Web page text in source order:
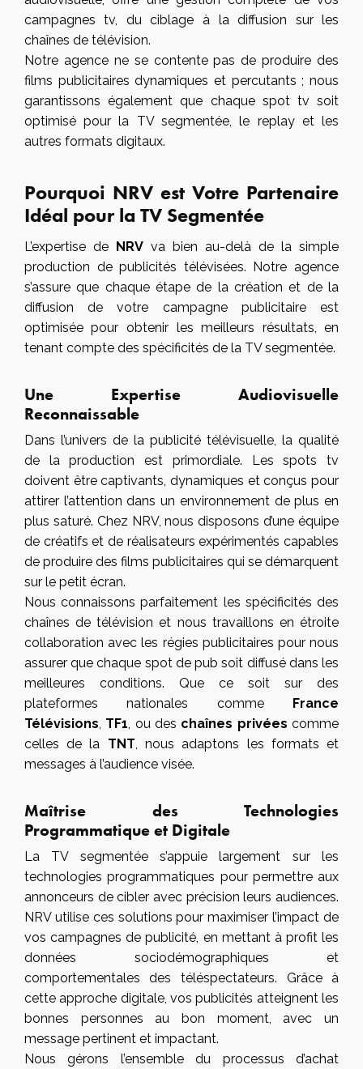
campagnes tv, du ciblage à la diffusion sur les
chaînes de télévision.
Notre agence ne se contente pas de produire des
films publicitaires dynamiques et percutants ; nous
garantissons également que chaque spot tv soit
optimisé pour la TV segmentée, le replay et les
autres formats digitaux.
Pourquoi NRV est Votre Partenaire
Idéal pour la TV Segmentée
L’expertise de NRV va bien au-delà de la simple
production de publicités télévisées. Notre agence
s’assure que chaque étape de la création et de la
diffusion de votre campagne publicitaire est
optimisée pour obtenir les meilleurs résultats, en
tenant compte des spécificités de la TV segmentée.
Une Expertise Audiovisuelle
Reconnaissable
Dans l’univers de la publicité télévisuelle, la qualité
de la production est primordiale. Les spots tv
doivent être captivants, dynamiques et conçus pour
attirer l’attention dans un environnement de plus en
plus saturé. Chez NRV, nous disposons d’une équipe
de créatifs et de réalisateurs expérimentés capables
de produire des films publicitaires qui se démarquent
sur le petit écran.
Nous connaissons parfaitement les spécificités des
chaînes de télévision et nous travaillons en étroite
collaboration avec les régies publicitaires pour nous
assurer que chaque spot de pub soit diffusé dans les
meilleures conditions. Que ce soit sur des
plateformes nationales comme
France
Télévisions, TF1, ou des chaînes privées comme
celles de la TNT, nous adaptons les formats et
messages à l’audience visée.
Maîtrise des Technologies
Programmatique et Digitale
La TV segmentée s’appuie largement sur les
technologies programmatiques pour permettre aux
annonceurs de cibler avec précision leurs audiences.
NRV utilise ces solutions pour maximiser l’impact de
vos campagnes de publicité, en mettant à profit les
données sociodémographiques et
comportementales des téléspectateurs. Grâce à
cette approche digitale, vos publicités atteignent les
bonnes personnes au bon moment, avec un
message pertinent et impactant.
Nous gérons l’ensemble du processus d’achat